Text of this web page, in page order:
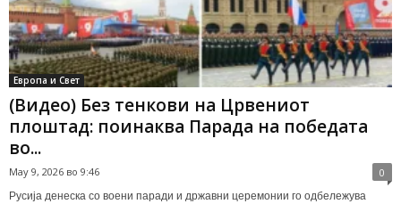
Европа и Свет
(Видео) Без тенкови на Црвениот
плоштад: поинаква Парада на победата
во...
May 9, 2026 во 9:46 0
Русија денеска со воени паради и државни церемонии го одбележува